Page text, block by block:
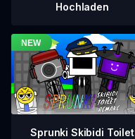
Hochladen
Sprunki Skibidi Toilet